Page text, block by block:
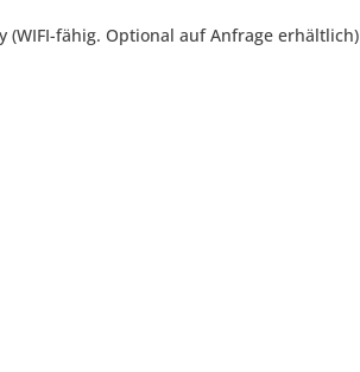
(WIFI-fähig. Optional auf Anfrage erhältlich)